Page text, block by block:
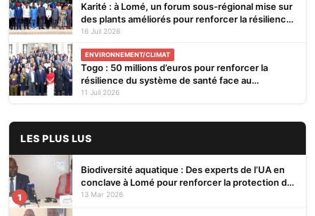
Karité : à Lomé, un forum sous-régional mise sur
des plants améliorés pour renforcer la résilience
climatique
16 Juil 2026
ENVIRONNEMENT/CLIMAT
Togo : 50 millions d’euros pour renforcer la
résilience du système de santé face au
changement climatique
11 Juil 2026
LES PLUS LUS
1
Biodiversité aquatique : Des experts de l’UA en
conclave à Lomé pour renforcer la protection des
écosystèmes
13 Mar 2026